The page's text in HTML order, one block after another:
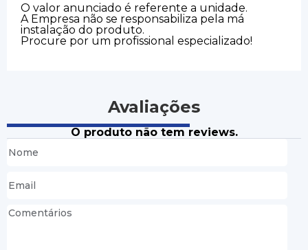
O valor anunciado é referente a unidade.
A Empresa não se responsabiliza pela má
instalação do produto.
Procure por um profissional especializado!
Avaliações
O produto não tem reviews.